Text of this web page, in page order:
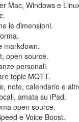
Mac, Windows e
le dimensioni.
markdown.
open source.
personali.
topic MQTT.
note, calendario e
amata su iPad.
open source.
e Voice Boost.